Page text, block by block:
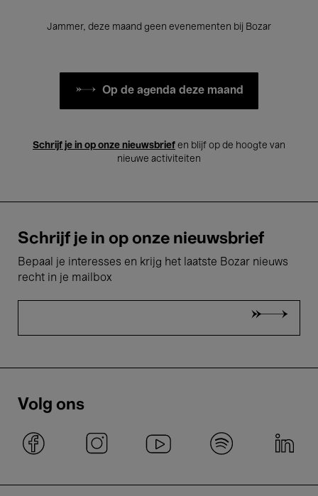
Jammer, deze maand geen evenementen bij Bozar
Op de agenda deze maand
Schrijf je in op onze nieuwsbrief en blijf op de hoogte van
nieuwe activiteiten
Schrijf je in op onze nieuwsbrief
Bepaal je interesses en krijg het laatste Bozar nieuws
recht in je mailbox
Volg ons